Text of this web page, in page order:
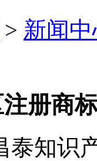
> 新闻
册商
泰知识